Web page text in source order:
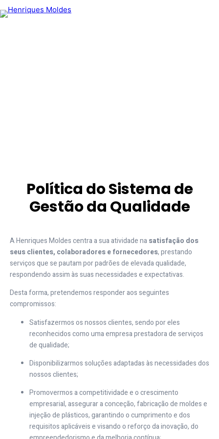
Política do Sistema de
Gestão da Qualidade
A Henriques Moldes centra a sua atividade nasatisfação dos
seus clientes, colaboradores e fornecedores, prestando
serviços que se pautam por padrões de elevada qualidade,
respondendo assim às suas necessidades e expectativas.
Desta forma, pretendemos responder aos seguintes
compromissos:
Satisfazermos os nossos clientes, sendo por eles
reconhecidos como uma empresa prestadora de serviços
de qualidade;
Disponibilizarmos soluções adaptadas às necessidades dos
nossos clientes;
Promovermos a competitividade e o crescimento
empresarial, assegurar a conceção, fabricação de moldes e
injeção de plásticos, garantindo o cumprimento e dos
requisitos aplicáveis e visando o reforço da inovação, do